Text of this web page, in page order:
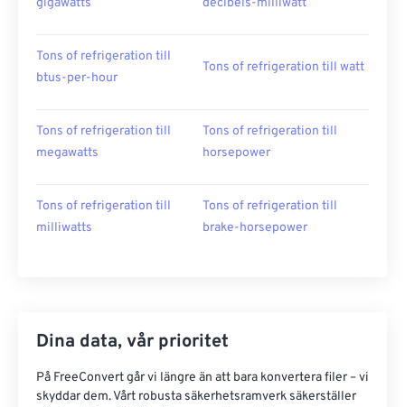
gigawatts decibels-milliwatt
Tons of refrigeration till
btus-per-hour
Tons of refrigeration till watt
Tons of refrigeration till
megawatts
Tons of refrigeration till
horsepower
Tons of refrigeration till
milliwatts
Tons of refrigeration till
brake-horsepower
Dina data, vår prioritet
På FreeConvert går vi längre än att bara konvertera filer – vi
skyddar dem. Vårt robusta säkerhetsramverk säkerställer